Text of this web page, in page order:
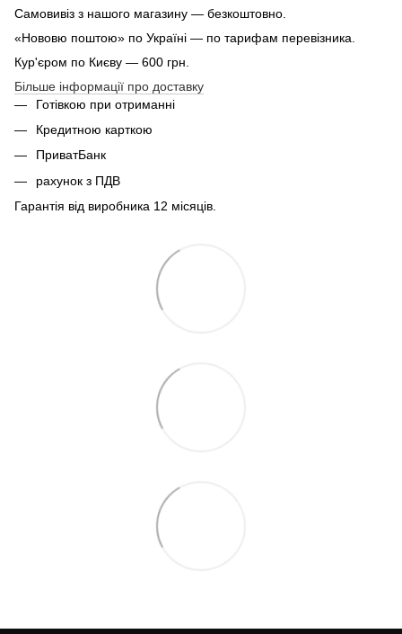
Самовивіз з нашого магазину — безкоштовно.
«Нововю поштою» по Україні — по тарифам перевізника.
Кур'єром по Києву — 600 грн.
Більше інформації про доставку
Готівкою при отриманні
Кредитною карткою
ПриватБанк
рахунок з ПДВ
Гарантія від виробника 12 місяців.